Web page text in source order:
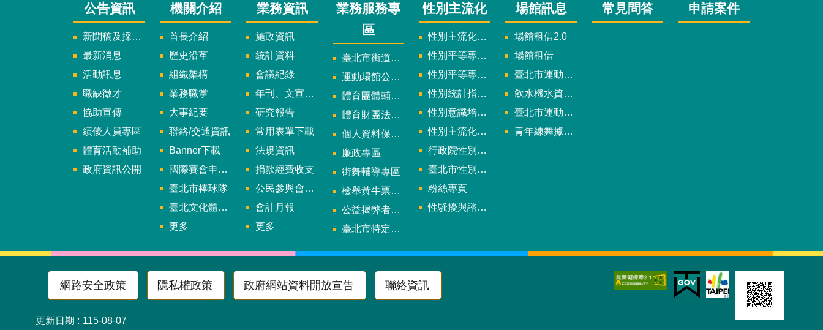
公告資訊
新聞稿及採訪通知
最新消息
活動訊息
職缺徵才
協助宣傳
績優人員專區
體育活動補助
政府資訊公開
機關介紹
首長介紹
歷史沿革
組織架構
業務職掌
大事紀要
聯絡/交通資訊
Banner下載
國際賽會申辦暨籌辦小組
臺北市棒球隊
臺北文化體育園區
更多
業務資訊
施政資訊
統計資料
會議紀錄
年刊、文宣及出版品
研究報告
常用表單下載
法規資訊
捐款經費收支
公民參與會議資訊
會計月報
更多
業務服務專
區
臺北市街道遊戲申請專區
運動場館公司設立輔導專區
體育團體輔導訪視
體育財團法人/公益信託專區
個人資料保護專區
廉政專區
街舞輔導專區
檢舉黃牛票專區
公益揭弊者保護法專區
臺北市特定族群體適能指導證照參考名單申請認可計畫
性別主流化
性別主流化實施計畫暨細部計畫
性別平等專案小組委員名單
性別平等專案小組會議紀錄
性別統計指標及項目
性別意識培力、統計分析案、影響評估案
性別主流化年度成果報告
行政院性別平等會
臺北市性別平等辦公室
粉絲專頁
性騷擾與諮詢專區
場館訊息
場館租借2.0
場館租借
臺北市運動中心
飲水機水質檢驗報告
臺北市運動中心預約系統
青年練舞據點地圖
常見問答 申請案件
網路安全政策 隱私權政策 政府網站資料開放宣告 聯絡資訊
更新日期 115-08-07